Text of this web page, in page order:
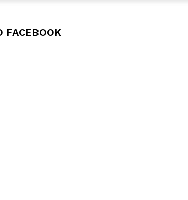
FACEBOOK